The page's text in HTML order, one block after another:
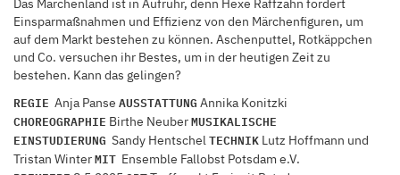
Das Märchenland ist in Aufruhr, denn Hexe Raffzahn fordert
Einsparmaßnahmen und Effizienz von den Märchenfiguren, um
auf dem Markt bestehen zu können. Aschenputtel, Rotkäppchen
und Co. versuchen ihr Bestes, um in der heutigen Zeit zu
bestehen. Kann das gelingen?
REGIE Anja Panse AUSSTATTUNG Annika Konitzki
CHOREOGRAPHIE Birthe NeuberMUSIKALISCHE
EINSTUDIERUNG Sandy HentschelTECHNIK Lutz Hoffmann und
Tristan WinterMIT Ensemble Fallobst Potsdam e.V.